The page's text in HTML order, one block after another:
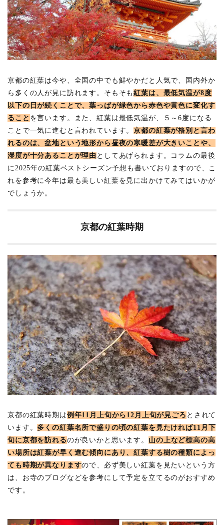
年、
京都
の紅
葉で
抑え
てお
きた
ポッ
ト
は？
3.1
大本
山
東福
寺
(だい
ほん
とう
ふく
だい
じ)
3.3
永観
堂
(えい
かん
どう)
3.4
東
寺
(とう
じ)
3.5
天満
宮
(きた
のて
んま
う)
(みて
京都の紅葉は今や、全国の中でも鮮やかだと人気で、国内外か
ら多くの人が見に訪れます。そもそも紅葉は、最低気温が8度
以下の日が続くことで、葉っぱが緑色から赤色や黄色に変化す
ること を言います。また、紅葉は最低気温が、５～6度になる
ことで一気に進むと言われています。京都の紅葉が格別と言わ
れるのは、盆地という地形から昼夜の寒暖差が大きいことや、
湿度が十分あることが理由 としてあげられます。コラムの最後
に2025年の紅葉ベストシーズン予想も書いておりますので、こ
れを参考に今年は最も美しい紅葉を見に出かけてみてはいかが
でしょうか。
京都の紅葉時期
京都の紅葉時期は例年11月上旬から12月上旬が見ごろ とされて
います。 多くの紅葉名所で盛りの頃の紅葉を見たければ11月下
旬に京都を訪れるのが良いかと思います。 山の上など標高の高
い場所は紅葉が早く進む傾向にあり、紅葉する樹の種類によっ
ても時期が異なりますので、必ず美しい紅葉を見たいという方
は、お寺のブログなどを参考にして予定を立てるのがおすすめ
です。